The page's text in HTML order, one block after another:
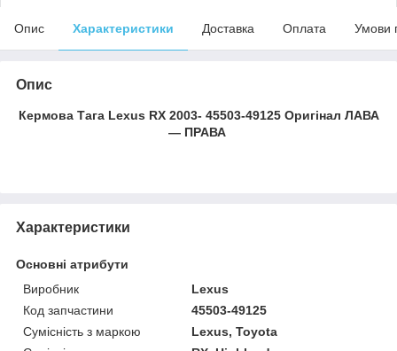
Опис Характеристики Доставка Оплата Умови
Опис
Кермова Тага Lexus RX 2003- 45503-49125 Оригінал ЛАВА
— ПРАВА
Характеристики
Основні атрибути
Виробник
Lexus
Код запчастини
45503-49125
Сумісність з маркою
Lexus, Toyota